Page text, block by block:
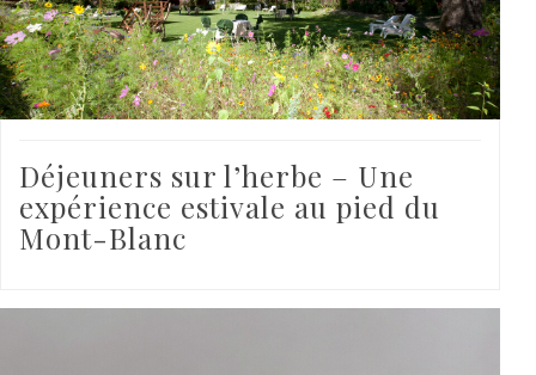
Déjeuners sur l’herbe – Une
expérience estivale au pied du
Mont-Blanc